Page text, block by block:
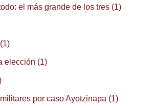
el más grande de los tres (1)
elección (1)
por caso Ayotzinapa (1)